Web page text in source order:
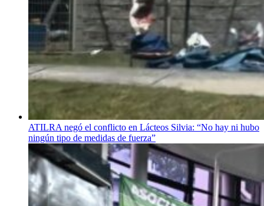
ATILRA negó el conflicto en Lácteos Silvia: “No hay ni hubo
ningún tipo de medidas de fuerza”